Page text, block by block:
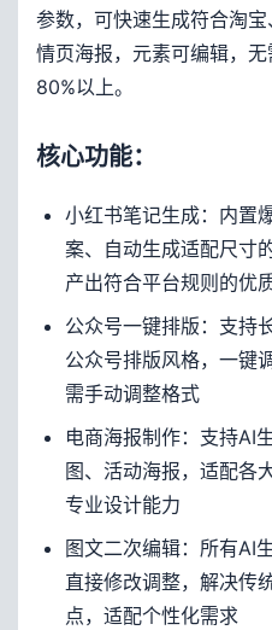
参数，可快速生成符合淘
情页海报，元素可编辑，
80%以上。
核心功能：
小红书笔记生成：内置
案、自动生成适配尺寸
产出符合平台规则的优
公众号一键排版：支持
公众号排版风格，一键
需手动调整格式
电商海报制作：支持AI
图、活动海报，适配各
专业设计能力
图文二次编辑：所有AI
直接修改调整，解决传
点，适配个性化需求